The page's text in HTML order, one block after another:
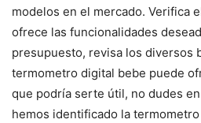
modelos en el mercado. Verifica
ofrece las funcionalidades
presupuesto, revisa los diversos
termometro digital bebe puede
que podría serte útil, no dudes
hemos identificado la